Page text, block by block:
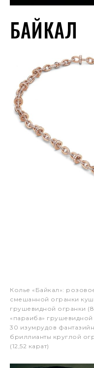
БАЙКАЛ
Колье «Байкал»:
смешанной огранки
грушевидной огранки
«параиба» грушевидной
30 изумрудов
бриллианты круглой
(12,52 карат)